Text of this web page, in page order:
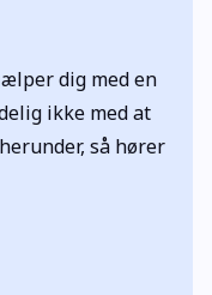
dig med en
ikke med at
så hører